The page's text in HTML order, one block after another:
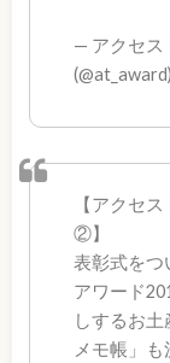
— アクセ
(@at_award)
【アクセ
②】
表彰式をつ
アワード
しするお
メモ帳」